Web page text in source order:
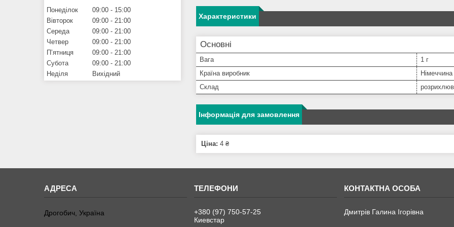
Характеристики
Основні
Вага
1 г
Країна виробник
Німеччина
Склад
Інформація для замовлення
Ціна: 4 ₴
Понеділок 09:00
15:00
Вівторок
09:00
21:00
Середа
09:00
21:00
Четвер
09:00
21:00
Пʼятниця
09:00
21:00
Субота
09:00
21:00
Неділя
Вихідний
Дрогобич, Україна
+380 (97) 750-57-25
Киевстар
Дмитрів Галина Ігорівна